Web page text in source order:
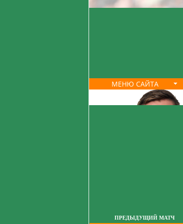
МЕНЮ САЙТА
ПРЕДЫДУЩИЙ МАТЧ